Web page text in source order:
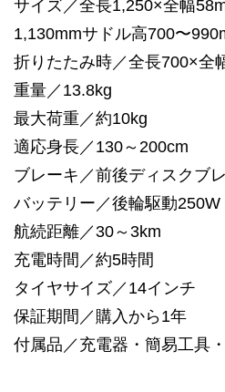
サイズ／全長1,250×全幅
1,130mmサドル高700〜
折りたたみ時／全長700×全
重量／13.8kg
最大荷重／約10kg
適応身長／130～200cm
ブレーキ／前後ディスクブ
バッテリー／後輪駆動250W
航続距離／30～3km
充電時間／約5時間
タイヤサイズ／14インチ
保証期間／購入から1年
付属品／充電器・簡易工具